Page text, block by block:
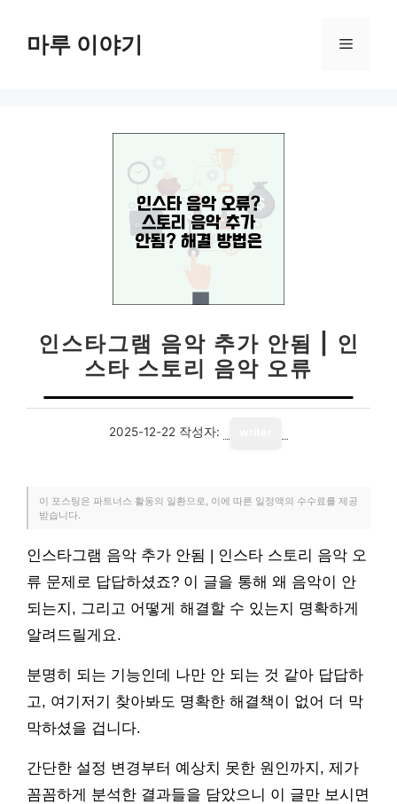
마루 이야기 메
인스타그램 음악 추가 안됨 | 인
스타 스토리 음악 오류
2025-12-22 작성자:
이 포스팅은 파트너스 활동의 일환으로, 이에 따른 일정액의 수수료를 제공
받습니다.
인스타그램 음악 추가 안됨 | 인스타 스토리 음악 오
류 문제로 답답하셨죠? 이 글을 통해 왜 음악이 안
되는지, 그리고 어떻게 해결할 수 있는지 명확하게
알려드릴게요.
분명히 되는 기능인데 나만 안 되는 것 같아 답답하
고, 여기저기 찾아봐도 명확한 해결책이 없어 더 막
막하셨을 겁니다.
간단한 설정 변경부터 예상치 못한 원인까지, 제가
꼼꼼하게 분석한 결과들을 담았으니 이 글만 보시면